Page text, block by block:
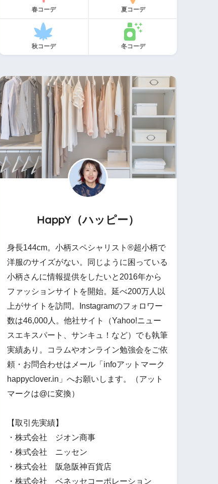
春コーデ 夏コーデ
秋コーデ 冬コーデ
HappY（ハッピー）
身長144cm。小柄スペシャリスト®︎超小柄で
洋服のサイズがない。同じように困っている
小柄さんに情報提供をしたいと2016年から
ファッションサイトを開始。延べ200万人以
上がサイトを訪問。Instagramのフォロワー
数は46,000人。他社サイト（Yahoo!ニュー
スエキスパート、サンキュ！など）でも執筆
実績あり。コラムやオンライン勉強会をご依
頼・お問合わせはメール「infoアットマーク
happyclover.in」へお願いします。（アット
マークは@に変換）
【取引先実績】
・株式会社 ジオン商事
・株式会社 ニッセン
・株式会社 阪急阪神百貨店
・株式会社 ベネッセコーポレーション